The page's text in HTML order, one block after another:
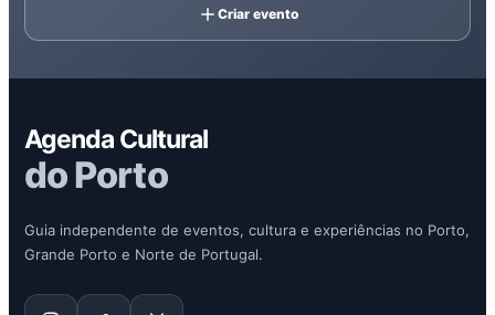
Criar evento
Agenda Cultural
do Porto
Guia independente de eventos, cultura e experiências no Porto,
Grande Porto e Norte de Portugal.